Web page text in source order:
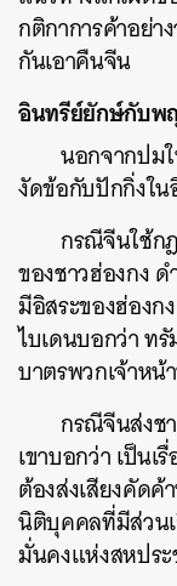
กติกาการค้าอย่า
กันเอาคืนจีน
อินทรีย์ยักษ์กับพ
นอกจากปม
งัดข้อกับปักกิ่งใ
กรณีจีนใช้ก
ของชาวฮ่องกง
มีอิสระของฮ่องก
ไบเดนบอกว่า ท
บาตรพวกเจ้าหน้
กรณีจีนส่งช
เขาบอกว่า เป็นเ
ต้องส่งเสียงคัดค้
นิติบุคคลที่มีส่วน
มั่นคงแห่งสหปร